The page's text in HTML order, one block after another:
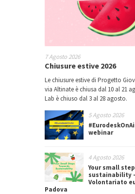
7 Agosto 2026
Chiusure estive 2026
Le chiusure estive di Progetto
via Altinate è chiusa dal 10 al 21
Lab è chiuso dal 3 al 28 agosto.
5 Agosto 2026
webinar
4 Agosto 2026
Your small
sustainability
Volontariato
Padova